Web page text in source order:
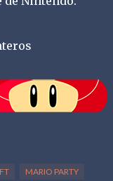
MARIO PARTY